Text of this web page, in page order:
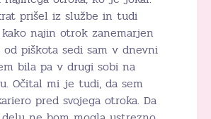
prišel iz službe in tudi
najin otrok zanemarjen
piškota sedi sam v dnevni
bila pa v drugi sobi na
Očital mi je tudi, da sem
pred svojega otroka. Da